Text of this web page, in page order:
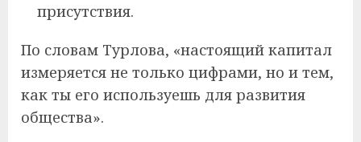
присутствия.
По словам Турлова, «настоящий капитал
измеряется не только цифрами, но и тем,
как ты его используешь для развития
общества».